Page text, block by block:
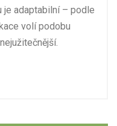
je adaptabilní – podle
volí podobu